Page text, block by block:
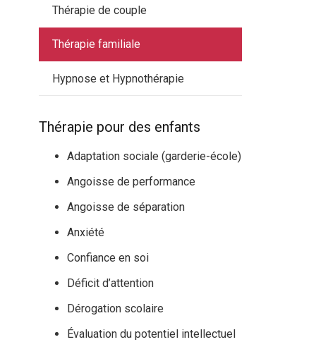
Thérapie de couple
Thérapie familiale
Hypnose et Hypnothérapie
Thérapie pour des enfants
Adaptation sociale (garderie-école)
Angoisse de performance
Angoisse de séparation
Anxiété
Confiance en soi
Déficit d’attention
Dérogation scolaire
Évaluation du potentiel intellectuel